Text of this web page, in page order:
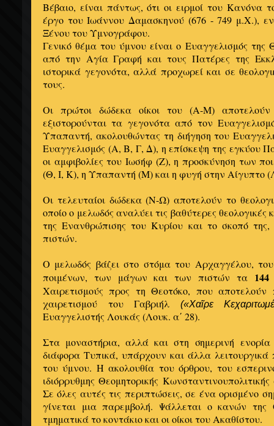
Βέβαιο, είναι πάντως, ότι οι ειρμοί του Κανόνα
έργο του Ιωάννου Δαμασκηνού (676 - 749 μ.Χ.),
Ξένου του Υμνογράφου.
Γενικό θέμα του ύμνου είναι ο Ευαγγελισμός της
από την Αγία Γραφή και τους Πατέρες της
ιστορικά γεγονότα, αλλά προχωρεί και σε
τους.
Οι πρώτοι δώδεκα οίκοι του (Α-Μ) αποτελούν
εξιστορούνται τα γεγονότα από τον
Υπαπαντή, ακολουθώντας τη διήγηση του
Ευαγγελισμός (Α, Β, Γ, Δ), η επίσκεψη της εγκύου
οι αμφιβολίες του Ιωσήφ (Ζ), η προσκύνηση των
(Θ, Ι, Κ), η Υπαπαντή (Μ) και η φυγή στην Αίγυπτο
Οι τελευταίοι δώδεκα (Ν-Ω) αποτελούν το
οποίο ο μελωδός αναλύει τις βαθύτερες θεολογικές
της Ενανθρώπισης του Κυρίου και το σκοπό
πιστών.
Ο μελωδός βάζει στο στόμα του Αρχαγγέλου,
ποιμένων, των μάγων και των πιστών τα
Χαιρετισμούς προς τη Θεοτόκο, που αποτελούν
χαιρετισμού του Γαβριήλ («Χαῖρε
Ευαγγελιστής Λουκάς (Λουκ. α΄ 28).
Στα μοναστήρια, αλλά και στη σημερινή
διάφορα Τυπικά, υπάρχουν και άλλα λειτουργικά
του ύμνου. Η ακολουθία του όρθρου, του
ιδιόρρυθμης Θεομητορικής
Σε όλες αυτές τις περιπτώσεις, σε ένα ορισμένο
γίνεται μια παρεμβολή. Ψάλλεται ο κανών της
τμηματικά το κοντάκιο και οι οίκοι του Ακαθίστου.